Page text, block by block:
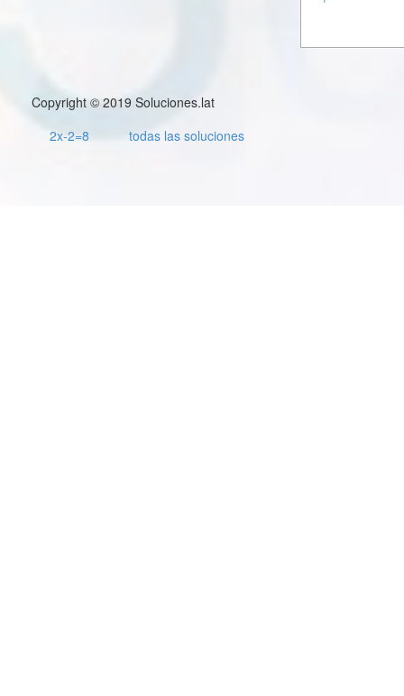
Copyright © 2019 Soluciones.lat
2x-2=8
todas las soluciones